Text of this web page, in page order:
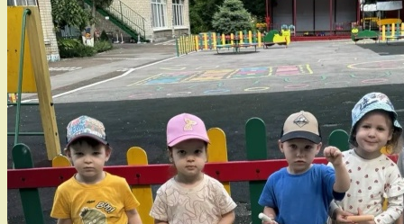
воспитания
«Цена
крошки
Хлеба-
велика!».